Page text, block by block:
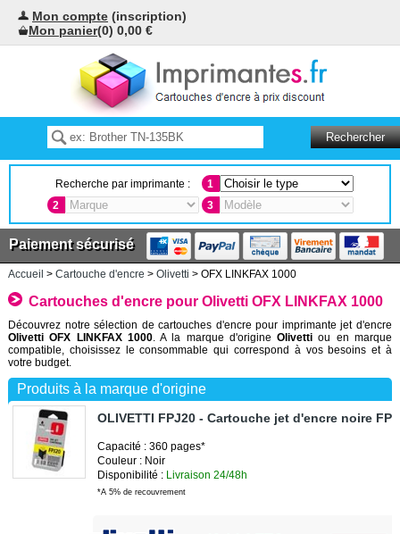
Mon compte (inscription)
Mon panier(0) 0,00 €
Recherche par imprimante :
1
2
3
Paiement sécurisé
Accueil > Cartouche d'encre > Olivetti > OFX LINKFAX 1000
Cartouches d'encre pour Olivetti OFX LINKFAX 1000
Découvrez notre sélection de cartouches d'encre pour imprimante jet d'encre
Olivetti OFX LINKFAX 1000. A la marque d'origineOlivetti ou en marque
compatible, choisissez le consommable qui correspond à vos besoins et à
votre budget.
Produits à la marque d'origine
OLIVETTI FPJ20 - Cartouche jet d'encre noire
Capacité : 360 pages*
Couleur : Noir
Disponibilité : Livraison 24/48h
*A 5% de recouvrement